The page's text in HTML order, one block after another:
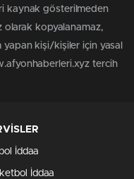
kaynak gösterilmeden
olarak kopyalanamaz,
yapan kişi/kişiler için yasal
tercih
İddaa
İddaa